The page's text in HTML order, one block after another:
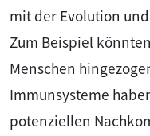
mit der Evolution
Zum Beispiel
Menschen
Immunsysteme
potenziellen